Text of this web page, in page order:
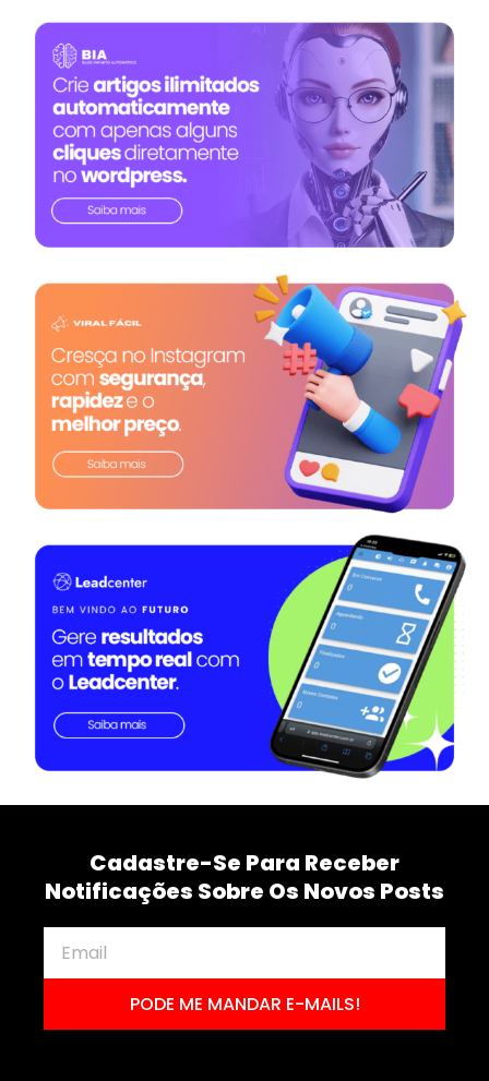
Cadastre-Se Para Receber
Notificações Sobre Os Novos Posts
PODE ME MANDAR E-MAILS!